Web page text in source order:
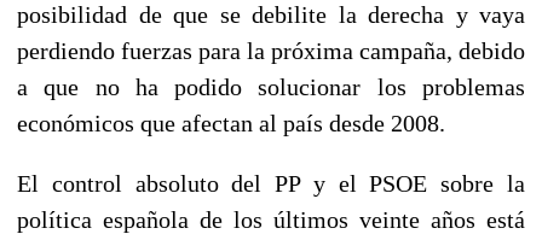
posibilidad de que se debilite la derecha y vaya
perdiendo fuerzas para la próxima campaña, debido
a que no ha podido solucionar los problemas
económicos que afectan al país desde 2008.
El control absoluto del PP y el PSOE sobre la
política española de los últimos veinte años está